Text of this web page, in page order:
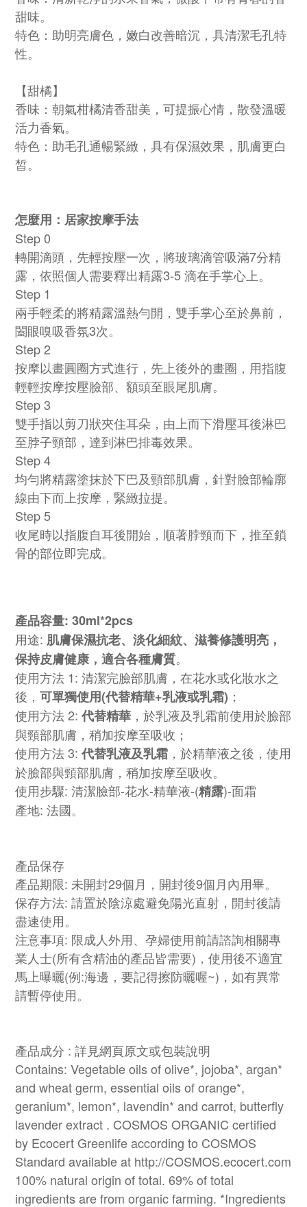
甜味。
特色：助明亮膚色，嫩白改善暗沉，具清潔毛孔特
性。
【甜橘】
香味：朝氣柑橘清香甜美，可提振心情，散發溫暖
活力香氣。
特色：助毛孔通暢緊緻，具有保濕效果，肌膚更白
皙。
怎麼用：居家按摩手法
Step 0
轉開滴頭，先輕按壓一次，將玻璃滴管吸滿7分精
露，依照個人需要釋出精露3-5 滴在手掌心上。
Step 1
兩手輕柔的將精露溫熱勻開，雙手掌心至於鼻前，
闔眼嗅吸香氛3次。
Step 2
按摩以畫圓圈方式進行，先上後外的畫圈，用指腹
輕輕按摩按壓臉部、額頭至眼尾肌膚。
Step 3
雙手指以剪刀狀夾住耳朵，由上而下滑壓耳後淋巴
至脖子頸部，達到淋巴排毒效果。
Step 4
均勻將精露塗抹於下巴及頸部肌膚，針對臉部輪廓
線由下而上按摩，緊緻拉提。
Step 5
收尾時以指腹自耳後開始，順著脖頸而下，推至鎖
骨的部位即完成。
產品容量: 30ml*2pcs
用途: 肌膚保濕抗老、淡化細紋、滋養修護明亮，
保持皮膚健康，適合各種膚質。
使用方法 1: 清潔完臉部肌膚，在花水或化妝水之
後， 可單獨使用(代替精華+乳液或乳霜) ；
使用方法 2: 代替精華 ， 於乳液及乳霜前使用於臉部
與頸部肌膚，稍加按摩至吸收；
使用方法 3: 代替乳液及乳霜 ，於精華液之後， 使用
於臉部與頸部肌膚，稍加按摩至吸收。
使用步驟: 清潔臉部-花水-精華液-(精露)-面霜
產地: 法國。
產品保存
產品期限: 未開封29個月，開封後9個月內用畢。
保存方法: 請置於陰涼處避免陽光直射，開封後請
盡速使用。
注意事項: 限成人外用、孕婦使用前請諮詢相關專
業人士(所有含精油的產品皆需要)，使用後不適宜
馬上曝曬(例:海邊，要記得擦防曬喔~)，如有異常
請暫停使用。
產品成分 : 詳見網頁原文或包裝說明
Contains: Vegetable oils of olive*, jojoba*, argan*
and wheat germ, essential oils of orange*,
geranium*, lemon*, lavendin* and carrot, butterfly
lavender extract . COSMOS ORGANIC certified
by Ecocert Greenlife according to COSMOS
Standard available at http://COSMOS.ecocert.com
100% natural origin of total. 69% of total
ingredients are from organic farming. *Ingredients